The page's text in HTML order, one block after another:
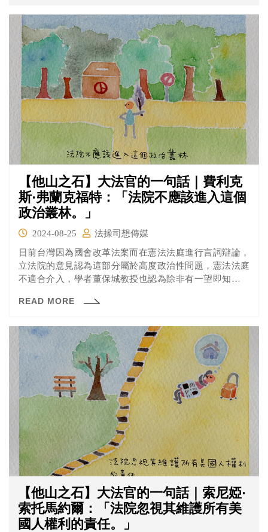
的判決無誤，最終Ginzburg被判處5年有期徒刑，不過在8
個月後就獲得假釋。
【他山之石】大法官的一句話｜費利克
斯·弗蘭克福特：「法院不應該進入這個
政治叢林。」
2024-08-25
法操司想傳媒
日前台灣因為國會改革法案而在憲法法庭進行言詞辯論，
立法院的意見認為這部分屬於高度政治性問題，憲法法庭
不適合介入，學者董保城教授也認為除非有一望即知的重
風紀股長、管家婆。
READ MORE
【他山之石】大法官的一句話｜索尼婭·
索托馬約爾：「法院忽視其維護所有美
國人權利的責任。」